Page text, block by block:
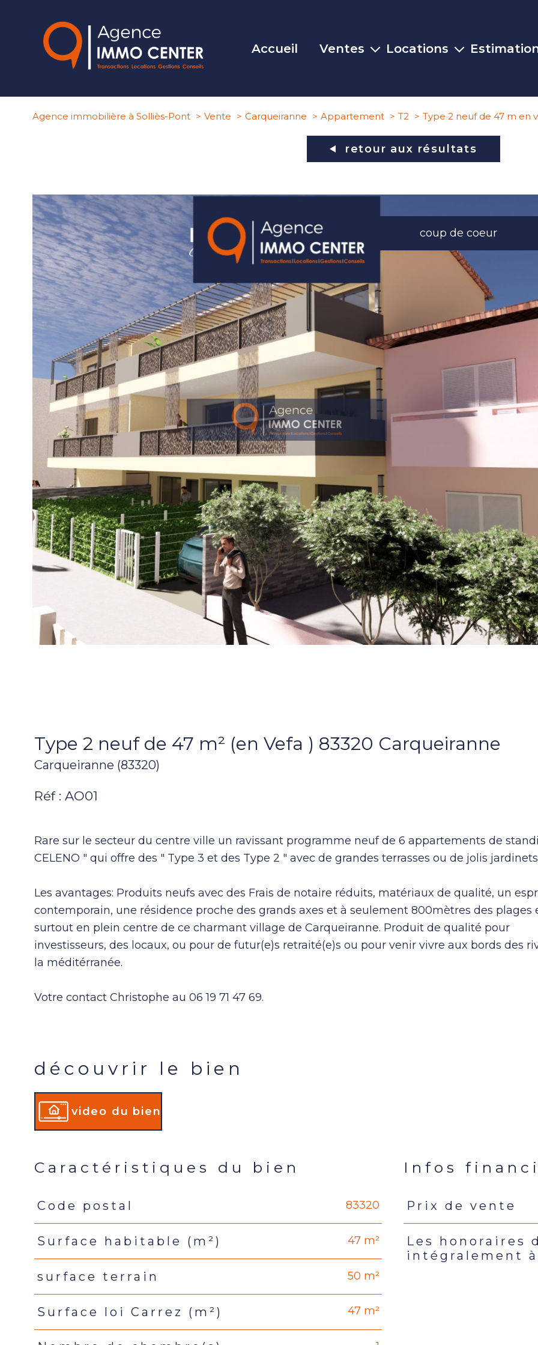
Accueil Ventes
Commerces
Locations
Agence immobilière à Solliès-Pont Vente Carqueiranne Appartement T2 Type 2 neuf de 47 m en
retour aux résultats
coup de coeur
Type 2 neuf de 47 m² (en Vefa ) 83320 Carqueiranne
Carqueiranne (83320)
Réf : AO01
Rare sur le secteur du centre ville un ravissant programme neuf de 6 appartements de
CELENO " qui offre des " Type 3 et des Type 2 " avec de grandes terrasses ou de jolis
Les avantages: Produits neufs avec des Frais de notaire réduits, matériaux de qualité, un
contemporain, une résidence proche des grands axes et à seulement 800mètres des plages
surtout en plein centre de ce charmant village de Carqueiranne. Produit de qualité pour
investisseurs, des locaux, ou pour de futur(e)s retraité(e)s ou pour venir vivre aux bords des
la méditérranée.
Votre contact Christophe au 06 19 71 47 69.
découvrir le bien
video du bien
Caractéristiques du bien
Caractéristiques
Code postal 83320
Surface habitable (m²) 47 m²
surface terrain 50 m²
Surface loi Carrez (m²) 47 m²
Infos
Caractéristiques
Prix de vente
Les honoraires
intégralement